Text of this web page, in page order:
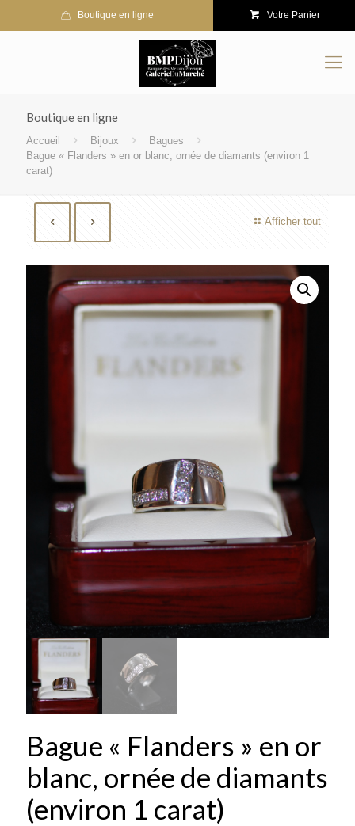
Boutique en ligne Votre Panier
Boutique en ligne
Accueil Bijoux
Bagues
Bague « Flanders » en or blanc, ornée de diamants (environ 1
carat)
Afficher tout
Bague « Flanders » en or
blanc, ornée de diamants
(environ 1 carat)